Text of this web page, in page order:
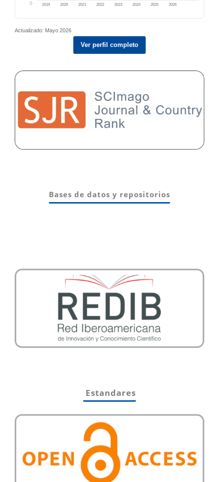
0 2019 2020 2021 2022 2023 2024 2025 2026
Actualizado: Mayo 2026
Ver perfil completo
Bases de datos y repositorios
Estandares